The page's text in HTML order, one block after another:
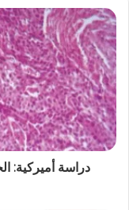
دراسة أميركية: